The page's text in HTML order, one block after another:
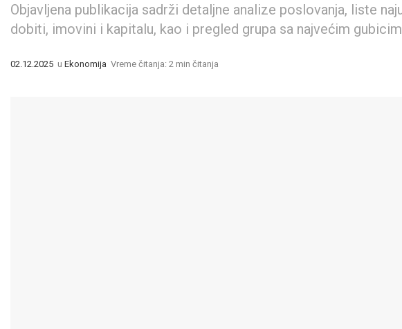
Objavljena publikacija sadrži detaljne analize poslovanja, liste
dobiti, imovini i kapitalu, kao i pregled grupa sa najvećim
02.12.2025 u Ekonomija Vreme čitanja: 2 min čitanja